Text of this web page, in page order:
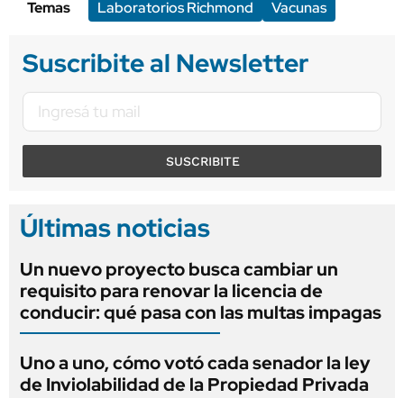
Temas
Laboratorios Richmond Vacunas
Suscribite al Newsletter
SUSCRIBITE
Últimas noticias
Un nuevo proyecto busca cambiar un
requisito para renovar la licencia de
conducir: qué pasa con las multas impagas
Uno a uno, cómo votó cada senador la ley
de Inviolabilidad de la Propiedad Privada